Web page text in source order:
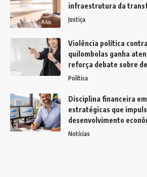
infraestrutura da
Justiça
Violência política
quilombolas ganha
reforça debate sobre
Política
Disciplina financeira
estratégicas que
desenvolvimento
Notícias